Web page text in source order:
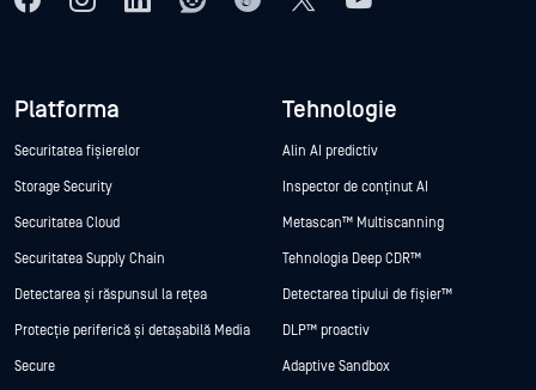
Platforma
Securitatea fișierelor
Storage Security
Securitatea Cloud
Securitatea Supply Chain
Detectarea și răspunsul la rețea
Protecție periferică și detașabilă Media
Secure
Tehnologie
Alin AI predictiv
Inspector de conținut AI
Metascan™ Multiscanning
Tehnologia Deep CDR™
Detectarea tipului de fișier™
DLP™ proactiv
Adaptive Sandbox